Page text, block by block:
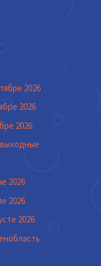
2026
2026
2026
2026
2026
2026